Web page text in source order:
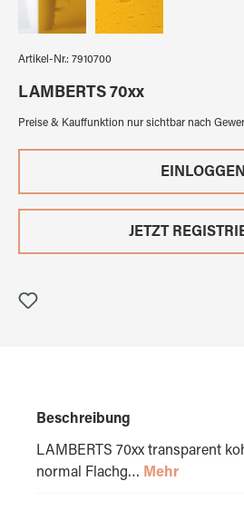
Artikel-Nr.: 7910700
LAMBERTS 70xx
Preise & Kauffunktion nur sichtbar nach
EINLOGGEN
JETZT
Beschreibung
LAMBERTS 70xx transparent
normal Flachg… Mehr